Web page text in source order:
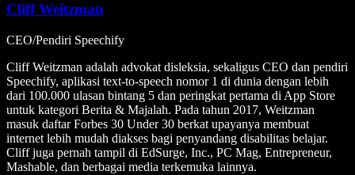
Cliff Weitzman
CEO/Pendiri Speechify
Cliff Weitzman adalah advokat disleksia, sekaligus CEO dan pendiri
Speechify, aplikasi text-to-speech nomor 1 di dunia dengan lebih
dari 100.000 ulasan bintang 5 dan peringkat pertama di App Store
untuk kategori Berita & Majalah. Pada tahun 2017, Weitzman
masuk daftar Forbes 30 Under 30 berkat upayanya membuat
internet lebih mudah diakses bagi penyandang disabilitas belajar.
Cliff juga pernah tampil di EdSurge, Inc., PC Mag, Entrepreneur,
Mashable, dan berbagai media terkemuka lainnya.